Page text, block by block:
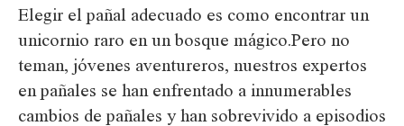
Elegir el pañal adecuado es como encontrar un
unicornio raro en un bosque mágico.Pero no
teman, jóvenes aventureros, nuestros expertos
en pañales se han enfrentado a innumerables
cambios de pañales y han sobrevivido a episodios